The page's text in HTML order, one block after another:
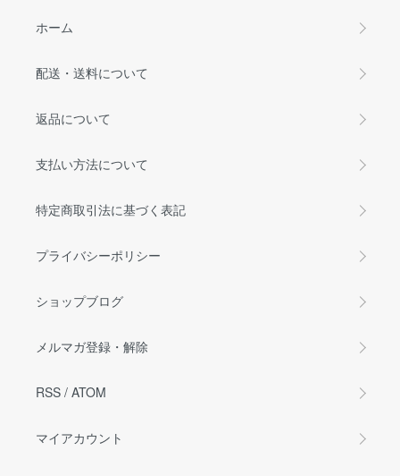
ホーム
配送・送料について
返品について
支払い方法について
特定商取引法に基づく表記
プライバシーポリシー
ショップブログ
メルマガ登録・解除
RSS / ATOM
マイアカウント